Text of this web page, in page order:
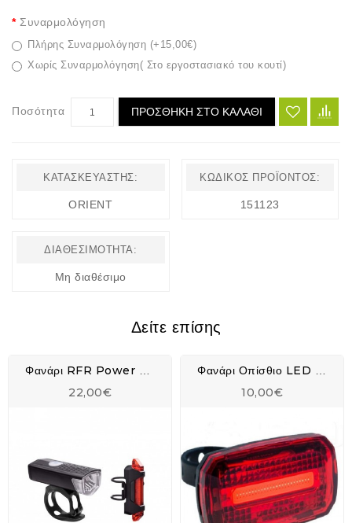
Συναρμολόγηση
Πλήρης Συναρμολόγηση (+15,00€)
Χωρίς Συναρμολόγηση( Στο εργοστασιακό του κουτί)
Ποσότητα ΠΡΟΣΘΉΚΗ ΣΤΟ ΚΑΛΆΘΙ
ΚΑΤΑΣΚΕΥΑΣΤΉΣ:
ORIENT
ΚΩΔΙΚΌΣ ΠΡΟΪΌΝΤΟΣ:
151123
ΔΙΑΘΕΣΙΜΌΤΗΤΑ:
Μη διαθέσιμο
Δείτε επίσης
Φανάρι RFR Power Lighting Set USB - 14316
22,00€
Φανάρι Οπίσθιο LED SELECTA
10,00€